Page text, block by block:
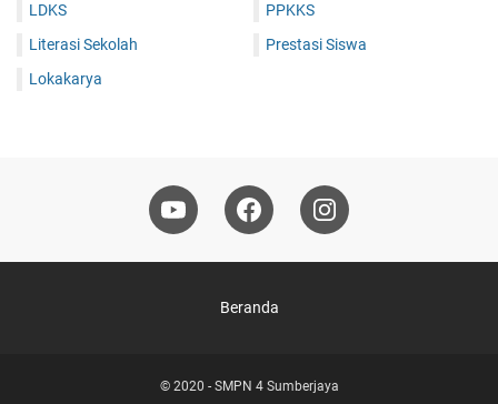
LDKS
Literasi Sekolah
Lokakarya
PPKKS
Prestasi Siswa
Beranda
© 2020 - SMPN 4 Sumberjaya